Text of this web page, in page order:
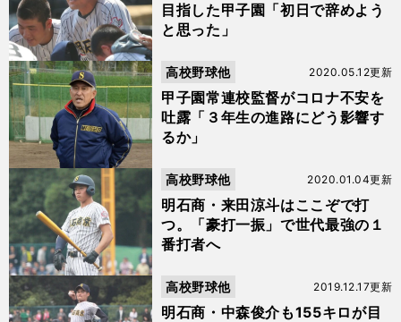
目指した甲子園「初日で辞めよう
と思った」
甲子園常連校監督がコロナ不安を
吐露「３年生の進路にどう影響す
るか」
2020.05.12更新
高校野球他
明石商・来田涼斗はここぞで打
つ。「豪打一振」で世代最強の１
番打者へ
2020.01.04更新
高校野球他
明石商・中森俊介も155キロが目
2019.12.17更新
高校野球他